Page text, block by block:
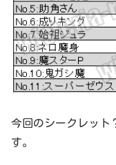
今回のシークレット
す。